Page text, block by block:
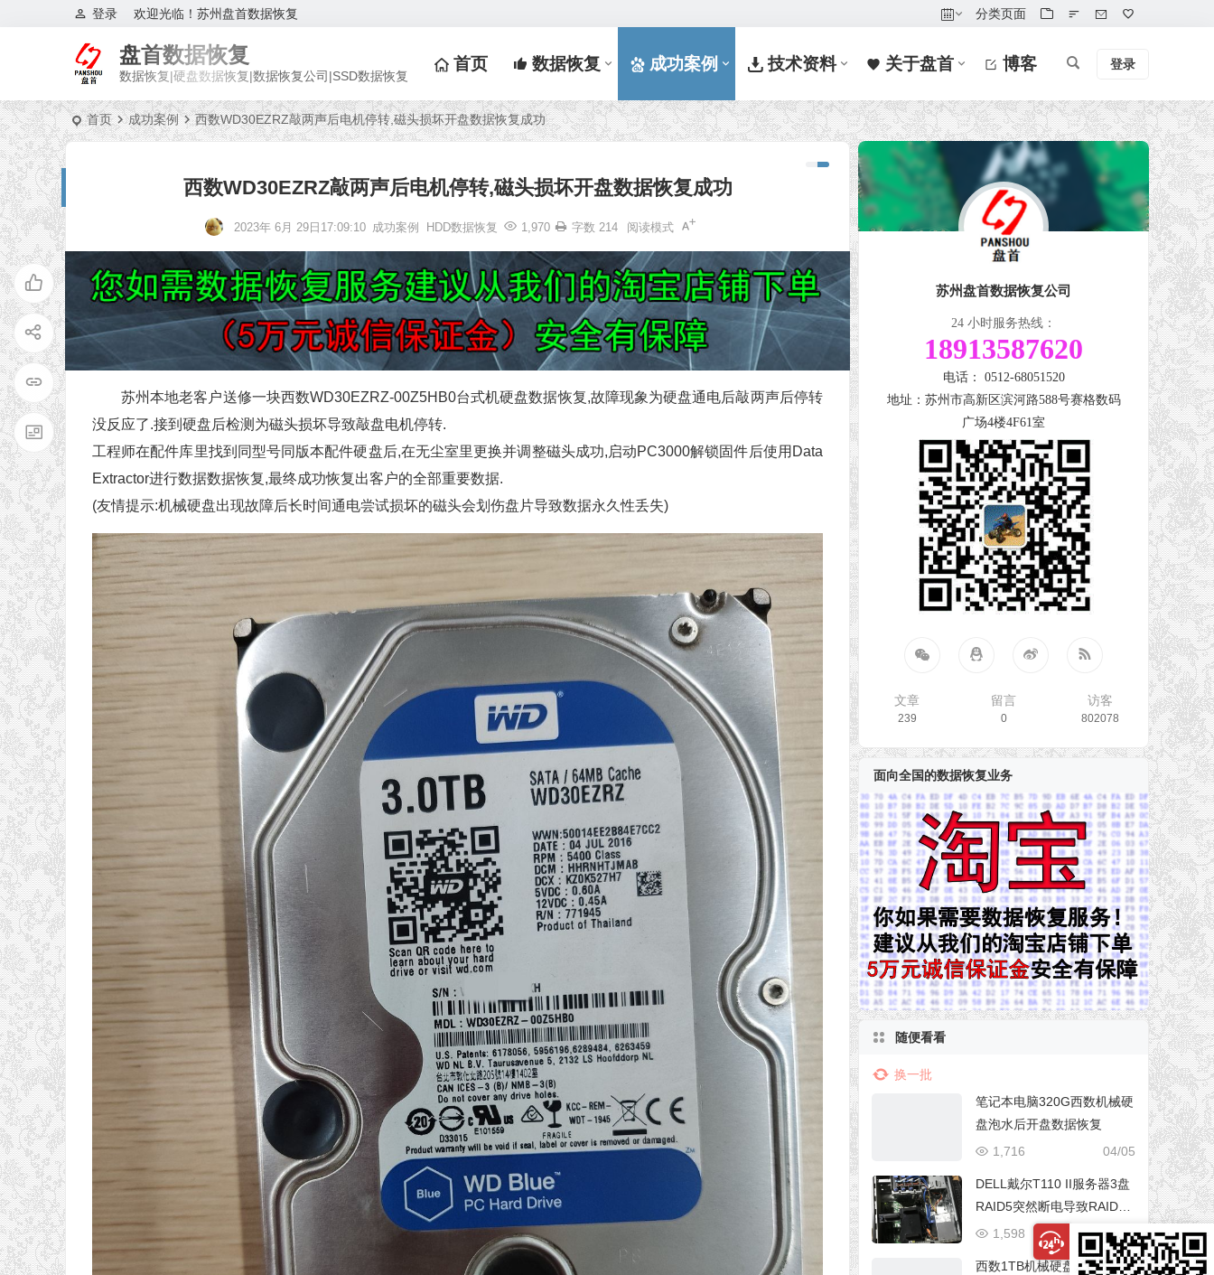
欢迎光临！苏州盘首数据恢复
登录 分类页面
盘首数据恢复
数据恢复|硬盘数据恢复|数据恢复公司|SSD数据恢复
首页 数据恢复 成功案例 技术资料 关于盘首 博客 登录
首页 成功案例 西数WD30EZRZ敲两声后电机停转,磁头损坏开盘数据恢复成功
西数WD30EZRZ敲两声后电机停转,磁头损坏开盘数据恢复成功
2023年 6月 29日17:09:10 成功案例 HDD数据恢复 1,970 字数 214 阅读模式
苏州本地老客户送修一块西数WD30EZRZ-00Z5HB0台式机硬盘数据恢复,故障现象为硬盘通电后敲两声后停转
没反应了.接到硬盘后检测为磁头损坏导致敲盘电机停转.
工程师在配件库里找到同型号同版本配件硬盘后,在无尘室里更换并调整磁头成功,启动PC3000解锁固件后使用Data
Extractor进行数据数据恢复,最终成功恢复出客户的全部重要数据.
(友情提示:机械硬盘出现故障后长时间通电尝试损坏的磁头会划伤盘片导致数据永久性丢失)
苏州盘首数据恢复公司
24 小时服务热线：
18913587620
电话： 0512-68051520
地址：苏州市高新区滨河路588号赛格数码
广场4楼4F61室
文章
239
留言
0
访客
802078
面向全国的数据恢复业务
随便看看
换一批
笔记本电脑320G西数机械硬
盘泡水后开盘数据恢复
04/05
1,716
DELL戴尔T110 II服务器3盘
RAID5突然断电导致RAID阵
列信息丢失2小时恢复完成06/29
1,598
西数1TB机械硬盘数据恢复